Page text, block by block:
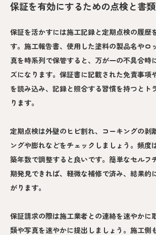
保証を有効にするための点検と書
保証を活かすには施工記録と定期点検の履歴
す。施工報告書、使用した塗料の製品名やロ
真を時系列で保管すると、万が一の不具合時
ズになります。保証書に記載された免責事項
を読み込み、記録と照合する習慣を持つとト
ります。
定期点検は外壁のヒビ割れ、コーキングの剥
ングや膨れなどをチェックしましょう。頻度
築年数で調整すると良いです。簡単なセルフ
期発見できれば、軽微な補修で済み、結果的
がります。
保証請求の際は施工業者との連絡を速やかに
類や写真を速やかに提出しましょう。施工側